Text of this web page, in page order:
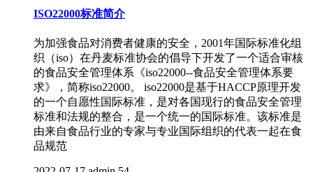
ISO22000标准简介
为加强食品对消费者健康的安全，2001年国际标准化组
织（iso）在丹麦标准协会的倡导下开发了一个适合审核
的食品安全管理体系《iso22000--食品安全管理体系要
求》，简称iso22000。 iso22000是基于HACCP原理开发
的一个自愿性国际标准，是对各国现行的食品安全管理
标准和法规的整合，是一个统一的国际标准。该标准是
由来自食品行业的专家与专业国际组织的代表一起在食
品规范